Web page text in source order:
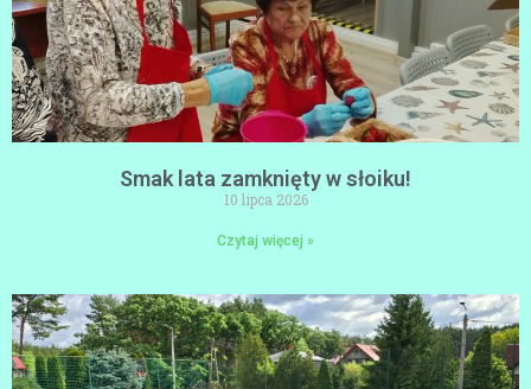
Smak lata zamknięty w słoiku!
10 lipca 2026
Czytaj więcej »